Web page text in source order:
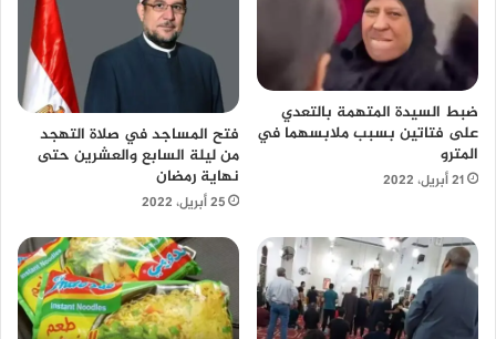
ضبط السيدة المتهمة بالتعدي
على فتاتين بسبب ملابسهما في
المترو
21 أبريل، 2022
فتح المساجد في صلاة التهجد
من ليلة السابع والعشرين حتى
نهاية رمضان
25 أبريل، 2022